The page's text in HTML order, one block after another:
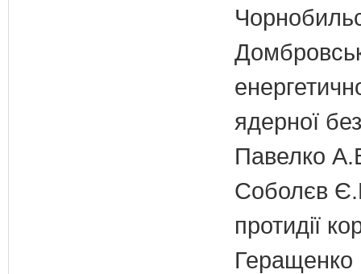
ядерної
Павелко
Соболєв
протидії
Геращенко